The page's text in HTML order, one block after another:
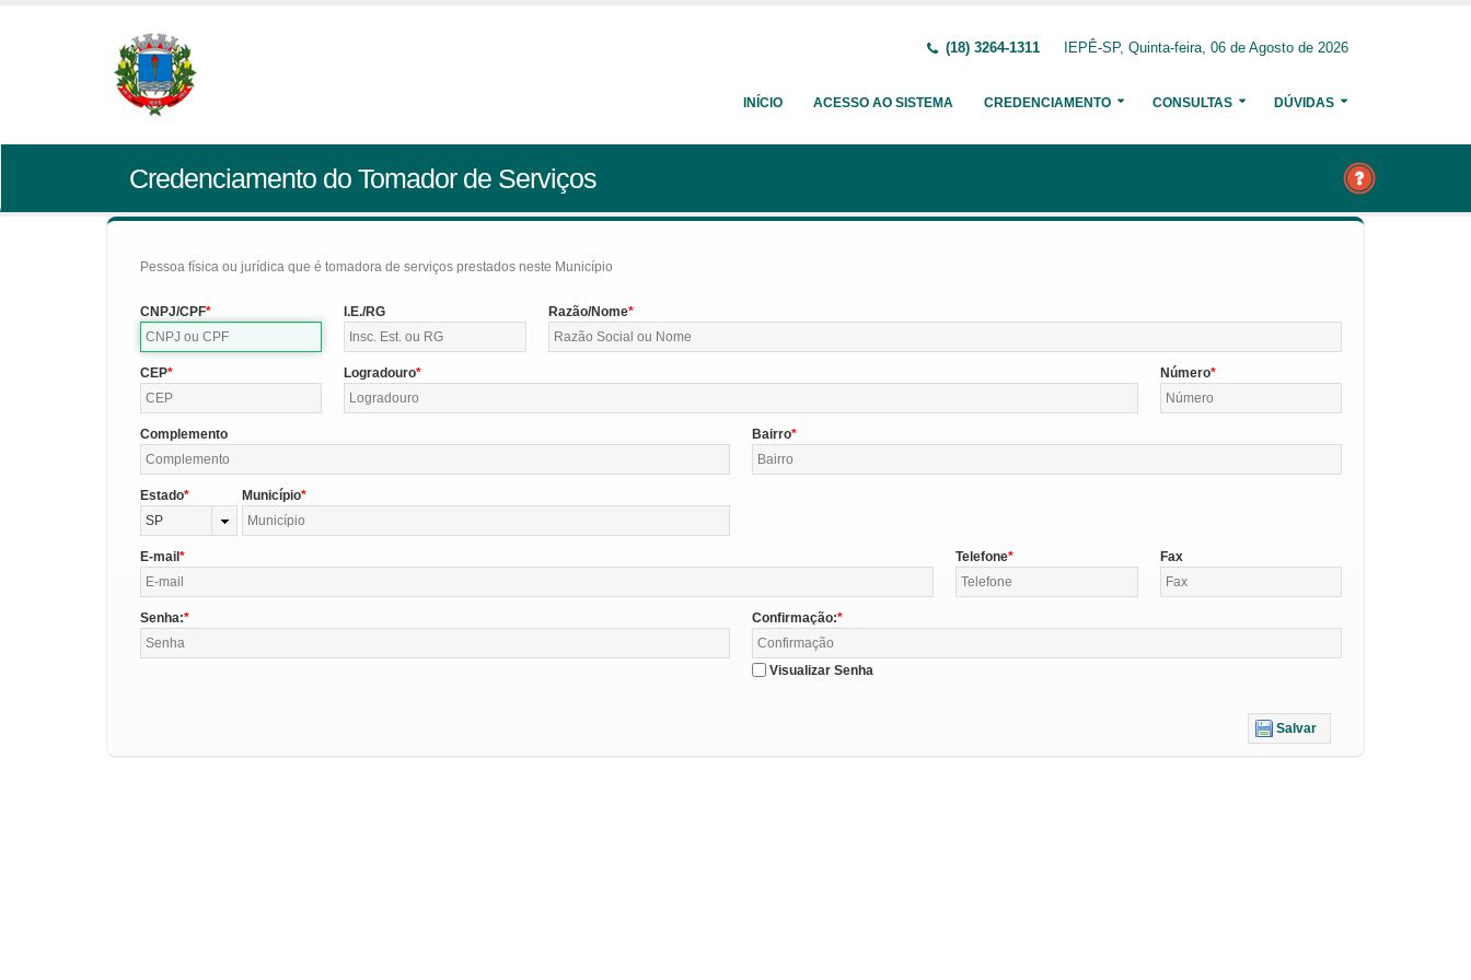
(18) 3264-1311 IEPÊ-SP, Quinta-feira, 06 de Agosto de 2026
INÍCIO ACESSO AO SISTEMA CREDENCIAMENTO CONSULTAS DÚVIDAS
Credenciamento do Tomador de Serviços
Pessoa física ou jurídica que é tomadora de serviços prestados neste Município
CNPJ/CPF I.E./RG Razão/Nome
CEP Logradouro Número
Complemento Bairro
Estado
SP
Município
E-mail Telefone Fax
Senha: Confirmação:
Visualizar Senha
Salvar